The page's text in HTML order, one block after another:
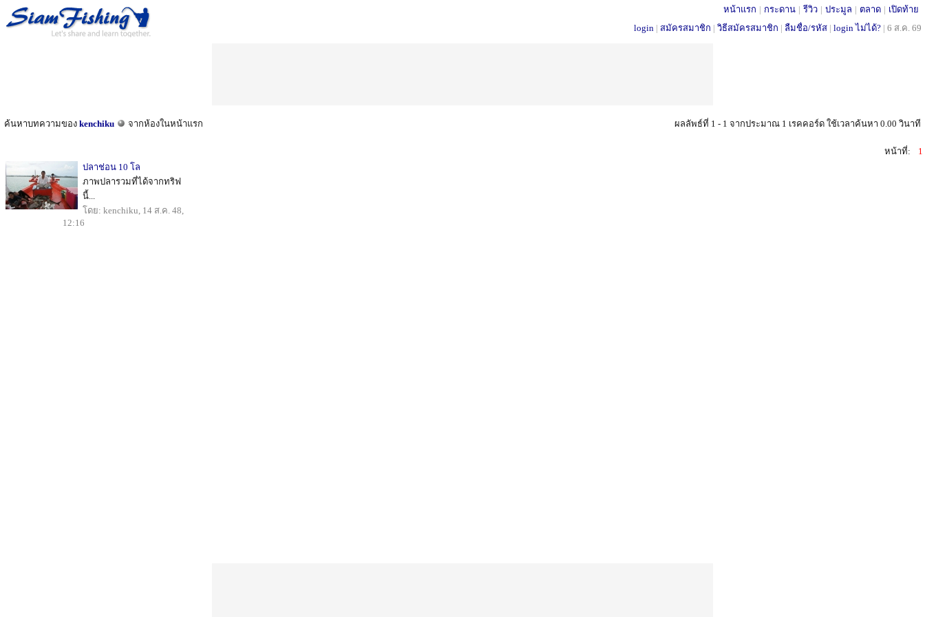
หน้าแรก | กระดาน | รีวิว | ประมูล | ตลาด | เปิดท้าย
login | สมัครสมาชิก | วิธีสมัครสมาชิก | ลืมชื่อ/รหัส | login ไม่ได้? | 6 ส.ค. 69
ค้นหาบทความของ kenchiku จากห้องในหน้าแรก ผลลัพธ์ที่ 1 - 1 จากประมาณ 1 เรคคอร์ด ใช้เวลาค้นหา 0.00 วินาที
หน้าที่:
1
ปลาช่อน 10 โล
ภาพปลารวมที่ได้จากทริฟ
นี้...
โดย: kenchiku, 14 ส.ค. 48,
12:16